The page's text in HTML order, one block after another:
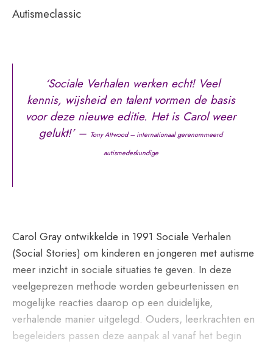
Autismeclassic
‘Sociale Verhalen werken echt! Veel
kennis, wijsheid en talent vormen de basis
voor deze nieuwe editie. Het is Carol weer
gelukt!’ – Tony Attwood – internationaal gerenommeerd
autismedeskundige
Carol Gray ontwikkelde in 1991 Sociale Verhalen
(Social Stories) om kinderen en jongeren met autisme
meer inzicht in sociale situaties te geven. In deze
veelgeprezen methode worden gebeurtenissen en
mogelijke reacties daarop op een duidelijke,
verhalende manier uitgelegd. Ouders, leerkrachten en
begeleiders passen deze aanpak al vanaf het begin